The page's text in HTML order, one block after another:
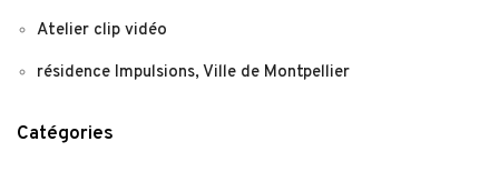
Atelier clip vidéo
résidence Impulsions, Ville de Montpellier
Catégories